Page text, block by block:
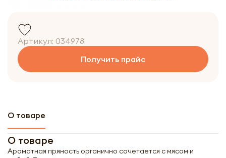
Артикул: 034978
Получить прайс
О товаре
О товаре
Ароматная пряность органично сочетается с мясом и